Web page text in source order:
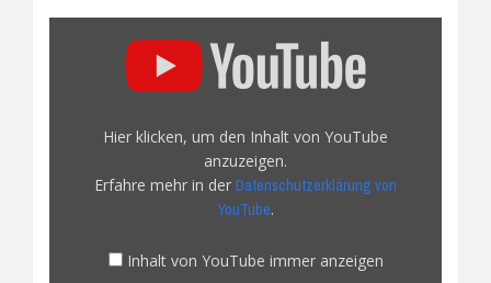
Gearbest.com“
YouTube
Hier klicken, um den Inhalt von YouTube
anzuzeigen.
Erfahre mehr in der Datenschutzerklärung von
YouTube.
Inhalt von YouTube immer anzeigen